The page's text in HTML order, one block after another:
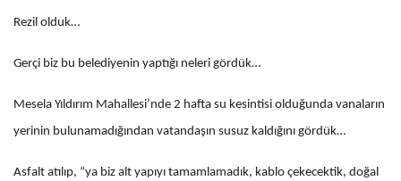
Rezil olduk…
Gerçi biz bu belediyenin yaptığı neleri gördük…
Mesela Yıldırım Mahallesi’nde 2 hafta su kesintisi olduğunda vanaların
yerinin bulunamadığından vatandaşın susuz kaldığını gördük…
Asfalt atılıp, “ya biz alt yapıyı tamamlamadık, kablo çekecektik, doğal